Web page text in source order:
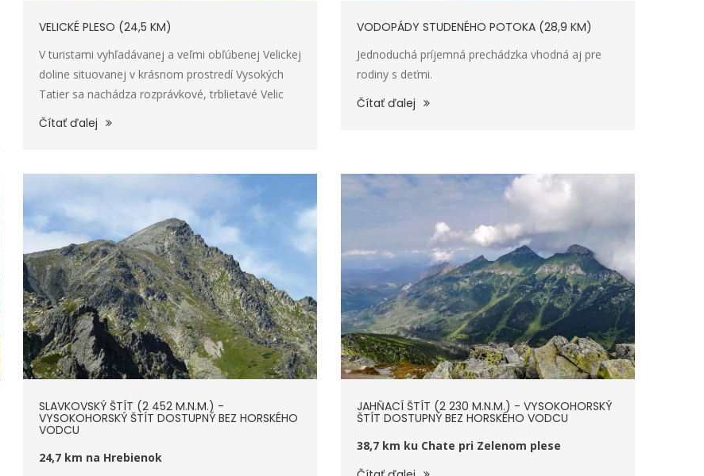
VELICKÉ PLESO (24,5 KM)
V turistami vyhľadávanej a veľmi obľúbenej Velickej
doline situovanej v krásnom prostredí Vysokých
Tatier sa nachádza rozprávkové, trblietavé Velic
Čítať ďalej
VODOPÁDY STUDENÉHO POTOKA (28,9 KM)
Jednoduchá príjemná prechádzka vhodná aj pre
rodiny s deťmi.
Čítať ďalej
SLAVKOVSKÝ ŠTÍT (2 452 M.N.M.) -
VYSOKOHORSKÝ ŠTÍT DOSTUPNÝ BEZ HORSKÉHO
VODCU
24,7 km na Hrebienok
JAHŇACÍ ŠTÍT (2 230 M.N.M.) - VYSOKOHORSKÝ
ŠTÍT DOSTUPNÝ BEZ HORSKÉHO VODCU
38,7 km ku Chate pri Zelenom plese